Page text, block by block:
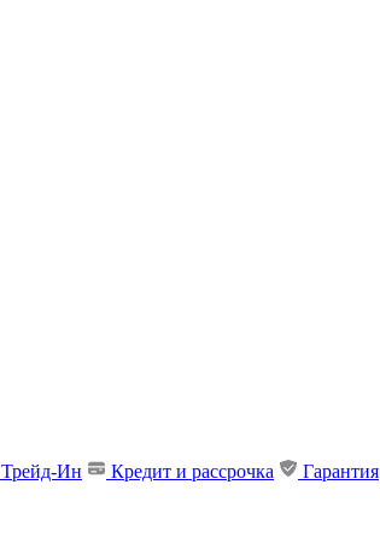
Трейд-Ин Кредит и рассрочка Гарантия